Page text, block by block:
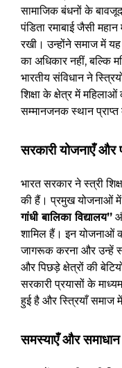
सामाजिक बंधनों के
पंडिता रमाबाई जैसी
रखी। उन्होंने समाज में
का अधिकार नहीं, बल्कि
भारतीय संविधान ने
शिक्षा के क्षेत्र में
सम्मानजनक स्थान
सरकारी योजनाएँ और
भारत सरकार ने स्त्री
की हैं। प्रमुख योजनाओं में
गांधी बालिका विद्यालय”
शामिल हैं। इन योजनाओं
जागरूक करना और उन्हें
और पिछड़े क्षेत्रों की
सरकारी प्रयासों के
हुई है और स्त्रियाँ समाज
समस्याएँ और समाधान